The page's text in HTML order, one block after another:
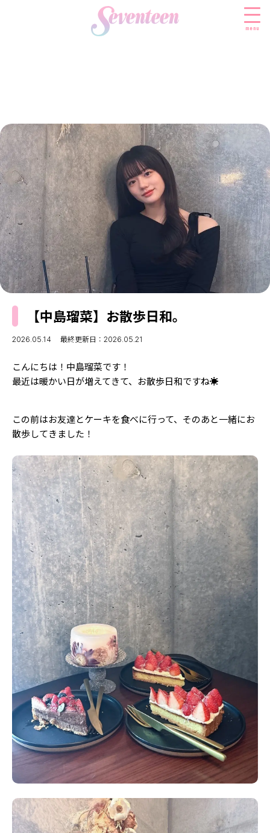
menu
FASHION
ファッションニュース
モデル私服
着回し
着痩せ
BEAUTY
ビューティニュース
トレンドメイク
ベストコスメ
ヘアアレンジ・ヘアケア
スキンケア
ボディケア
SCHOOL
スクールニュース
制服コーデ
学校ヘアメイク
勉強・受験・進路
ENTERTAINMENT
エンタメニュース
なにわ男子
K-POP
LIFESTYLE
ライフスタイルニュース
JKランキング・アワード
モデルの購入品
お悩み相談
JK TREND
JKトレンドニュース
MODELS
MODEL'S BLOG
TikTok
Instagram
YouTube
ゲッターズ飯田
MISS SEVENTEEN
バックナンバー
INFORMATION
Seventeenについて
Follow us
ST member
新規会員登録・ログイン
【中島瑠菜】お散歩日和。
2026.05.14 最終更新日：2026.05.21
こんにちは！中島瑠菜です！
最近は暖かい日が増えてきて、お散歩日和ですね☀
この前はお友達とケーキを食べに行って、そのあと一緒にお
散歩してきました！